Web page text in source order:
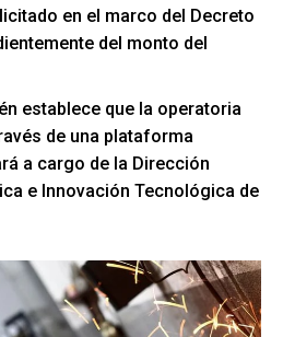
en el marco del Decreto
del monto del
establece que la operatoria
de una plataforma
a cargo de la Dirección
e Innovación Tecnológica de